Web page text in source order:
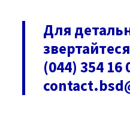
Для
(044) 354 16